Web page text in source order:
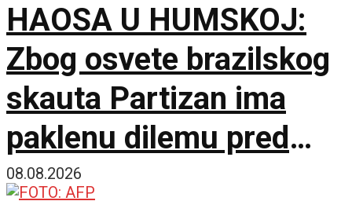
HAOSA U HUMSKOJ:
Zbog osvete brazilskog
skauta Partizan ima
paklenu dilemu pred
Hetafe!
08.08.2026